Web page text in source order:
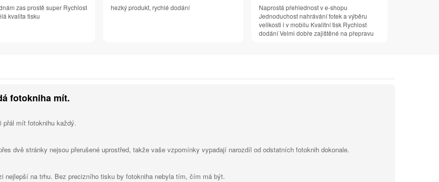
zas prostě super Rychlost
kvalita tisku
hezký produkt, rychlé dodání
Naprostá přehlednost v e-shopu
Jednoduchost nahrávání fotek a výběru
velikosti i v mobilu Kvalitní tisk Rychlost
dodání Velmi dobře zajištěné na přepravu
fotokniha mít.
přál mít fotoknihu každý.
dvě stránky nejsou přerušené uprostřed, takže vaše vzpomínky vypadají narozdíl od odstatních fotoknih dokonale.
na trhu. Bez precizního tisku by fotokniha nebyla tím, čím má být.